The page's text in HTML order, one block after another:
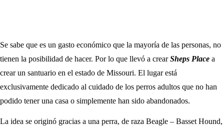
Se sabe que es un gasto económico que la mayoría de las personas, no
tienen la posibilidad de hacer. Por lo que llevó a crearSheps Place a
crear un santuario en el estado de Missouri. El lugar está
exclusivamente dedicado al cuidado de los perros adultos que no han
podido tener una casa o simplemente han sido abandonados.
La idea se originó gracias a una perra, de raza Beagle – Basset Hound,